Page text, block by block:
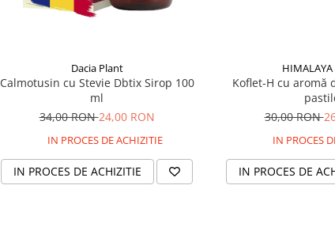
Dacia Plant
Calmotusin cu Stevie Dbtix Sirop 100
ml
34,00 RON24,00 RON
IN PROCES DE ACHIZITIE
IN PROCES DE ACHIZITIE
Koflet-H cu aromă
30,00 RON
IN PROCES
IN PROCES DE